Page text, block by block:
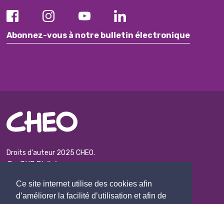
Ce site internet utilise des cookies afin
d’améliorer la facilité d’utilisation et afin de
Abonnez-vous à notre bulletin électronique
Droits d'auteur 2025 CHEO.
Par GHD Digital
Plan du site